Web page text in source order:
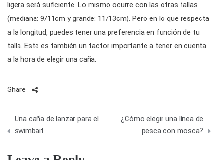
ligera será suficiente. Lo mismo ocurre con las otras tallas
(mediana: 9/11cm y grande: 11/13cm). Pero en lo que respecta
a la longitud, puedes tener una preferencia en función de tu
talla. Este es también un factor importante a tener en cuenta
a la hora de elegir una caña.
Share
a
Una caña de lanzar para el
swimbait
¿Cómo elegir una línea de
pesca con mosca?